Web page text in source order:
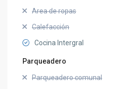
Area de ropas
Calefacción
Cocina Intergral
Parqueadero
Parqueadero comunal